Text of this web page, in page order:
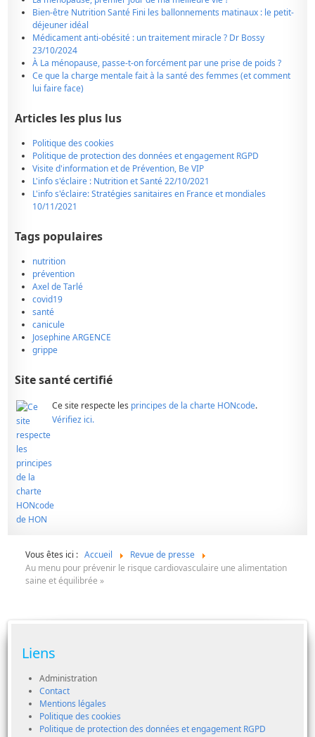
Bien-être Nutrition Santé Fini les ballonnements matinaux : le petit-
déjeuner idéal
Médicament anti-obésité : un traitement miracle ? Dr Bossy
23/10/2024
À La ménopause, passe-t-on forcément par une prise de poids ?
Ce que la charge mentale fait à la santé des femmes (et comment
lui faire face)
Articles les plus lus
Politique des cookies
Politique de protection des données et engagement RGPD
Visite d'information et de Prévention, Be VIP
L'info s'éclaire : Nutrition et Santé 22/10/2021
L'info s'éclaire: Stratégies sanitaires en France et mondiales
10/11/2021
Tags populaires
nutrition
prévention
Axel de Tarlé
covid19
santé
canicule
Josephine ARGENCE
grippe
Site santé certifié
Ce site respecte les principes de la charte HONcode.
Vérifiez ici.
Vous êtes ici : Accueil
Revue de presse
Au menu pour prévenir le risque cardiovasculaire une alimentation
saine et équilibrée »
Liens
Administration
Contact
Mentions légales
Politique des cookies
Politique de protection des données et engagement RGPD